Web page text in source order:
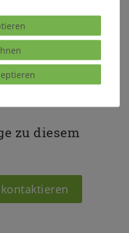
Selbstmontage
zu diesem